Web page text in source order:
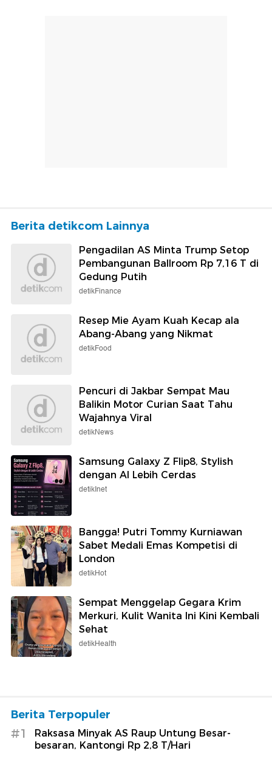
Berita detikcom Lainnya
Pengadilan AS Minta Trump Setop
Pembangunan Ballroom Rp 7,16 T di
Gedung Putih
detikFinance
Resep Mie Ayam Kuah Kecap ala
Abang-Abang yang Nikmat
detikFood
Pencuri di Jakbar Sempat Mau
Balikin Motor Curian Saat Tahu
Wajahnya Viral
detikNews
Samsung Galaxy Z Flip8, Stylish
dengan AI Lebih Cerdas
detikInet
Bangga! Putri Tommy Kurniawan
Sabet Medali Emas Kompetisi di
London
detikHot
Sempat Menggelap Gegara Krim
Merkuri, Kulit Wanita Ini Kini Kembali
Sehat
detikHealth
Berita Terpopuler
#1
Raksasa Minyak AS Raup Untung Besar-
besaran, Kantongi Rp 2,8 T/Hari